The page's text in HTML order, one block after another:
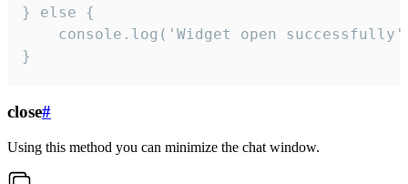
} else {
console.log('Widget open
}
close#
Using this method you can minimize the chat window.